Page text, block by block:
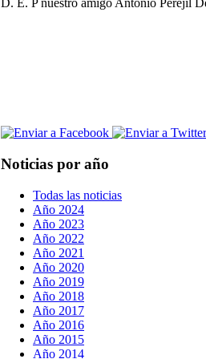
D. E. P nuestro amigo Antonio Perejil
Noticias por año
Todas las noticias
Año 2024
Año 2023
Año 2022
Año 2021
Año 2020
Año 2019
Año 2018
Año 2017
Año 2016
Año 2015
Año 2014